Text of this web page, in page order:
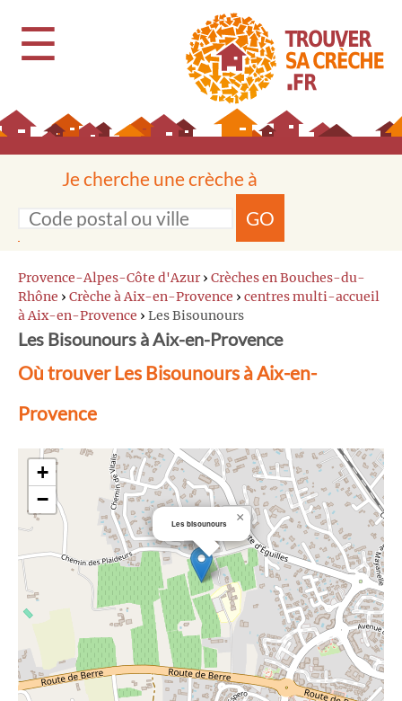
☰
Je cherche une crèche à
GO
Provence-Alpes-Côte d'Azur › Crèches en Bouches-du-
Rhône › Crèche à Aix-en-Provence › centres multi-accueil
à Aix-en-Provence › Les Bisounours
Les Bisounours à Aix-en-Provence
Où trouver Les Bisounours à Aix-en-
Provence
Les bisounours ×
+
−